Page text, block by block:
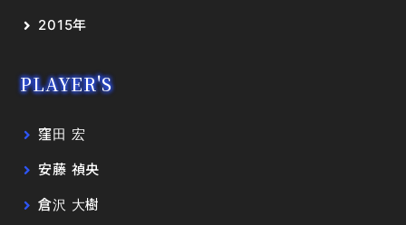
2015年
PLAYER'S
窪田 宏
安藤 禎央
倉沢 大樹